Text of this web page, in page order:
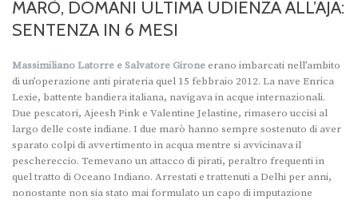
MARÒ, DOMANI ULTIMA UDIENZA ALL’AJA:
SENTENZA IN 6 MESI
Massimiliano Latorre e Salvatore Girone erano imbarcati nell’ambito
di un’operazione anti pirateria quel 15 febbraio 2012. La nave Enrica
Lexie, battente bandiera italiana, navigava in acque internazionali.
Due pescatori, Ajeesh Pink e Valentine Jelastine, rimasero uccisi al
largo delle coste indiane. I due marò hanno sempre sostenuto di aver
sparato colpi di avvertimento in acqua mentre si avvicinava il
peschereccio. Temevano un attacco di pirati, peraltro frequenti in
quel tratto di Oceano Indiano. Arrestati e trattenuti a Delhi per anni,
nonostante non sia stato mai formulato un capo di imputazione